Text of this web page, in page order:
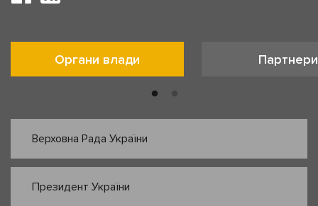
Органи влади Партнери
Верховна Рада України
Президент України